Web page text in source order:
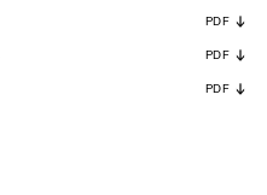
PDF
PDF
PDF